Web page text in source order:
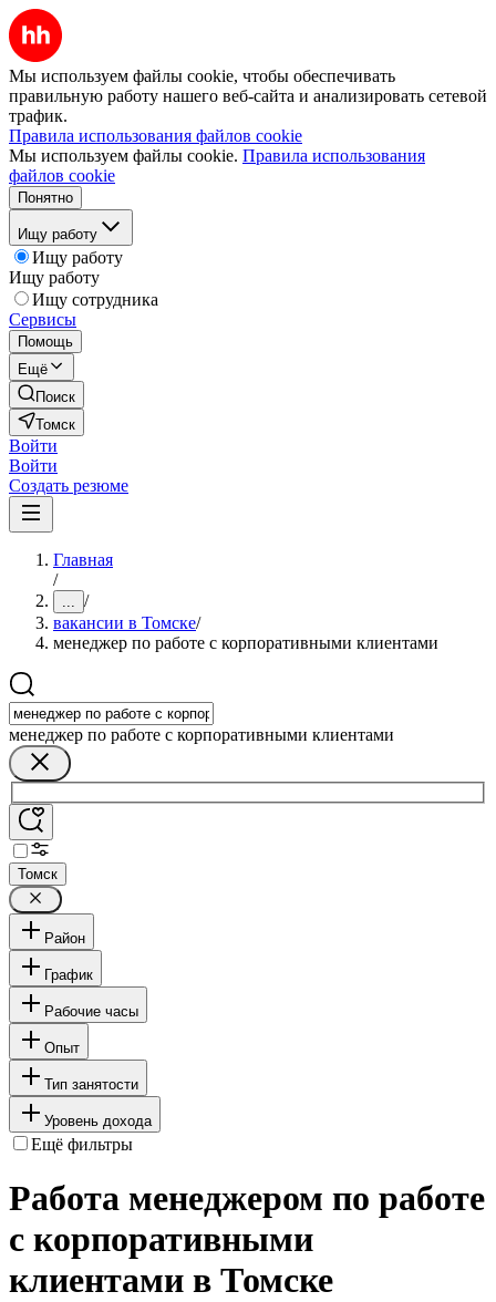
Мы используем файлы cookie, чтобы обеспечивать
правильную работу нашего веб-сайта и анализировать сетевой
трафик.
Правила использования файлов cookie
Мы используем файлы cookie. Правила использования
файлов cookie
Понятно
Ищу работу
Ищу работу
Ищу работу
Ищу сотрудника
Сервисы
Помощь
Ещё
Поиск
Томск
Войти
Войти
Создать резюме
Главная
/
... /
вакансии в Томске/
менеджер по работе с корпоративными клиентами
менеджер по работе с корпоративными клиентами
Томск
Район
График
Рабочие часы
Опыт
Тип занятости
Уровень дохода
Ещё фильтры
Работа менеджером по работе
с корпоративными
клиентами в Томске